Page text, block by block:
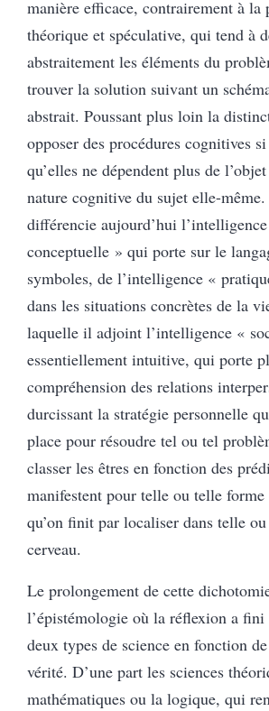
manière efficace, contrairement à la
théorique et spéculative, qui tend à
abstraitement les éléments du
trouver la solution suivant un
abstrait. Poussant plus loin la
opposer des procédures cognitives
qu’elles ne dépendent plus de
nature cognitive du sujet elle-
différencie aujourd’hui
conceptuelle » qui porte sur le
symboles, de l’intelligence «
dans les situations concrètes de la
laquelle il adjoint l’intelligence «
essentiellement intuitive, qui porte
compréhension des relations
durcissant la stratégie personnelle
place pour résoudre tel ou tel
classer les êtres en fonction des
manifestent pour telle ou telle
qu’on finit par localiser dans telle
cerveau.
Le prolongement de cette
l’épistémologie où la réflexion a
deux types de science en fonction
vérité. D’une part les sciences
mathématiques ou la logique, qui